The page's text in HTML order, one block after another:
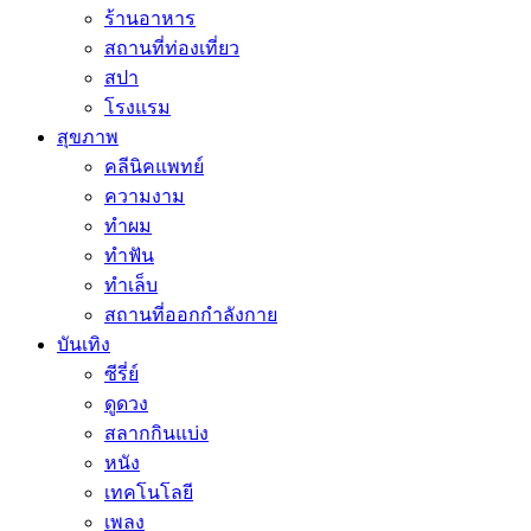
ร้านอาหาร
สถานที่ท่องเที่ยว
สปา
โรงแรม
สุขภาพ
คลีนิคแพทย์
ความงาม
ทำผม
ทำฟัน
ทำเล็บ
สถานที่ออกกำลังกาย
บันเทิง
ซีรี่ย์
ดูดวง
สลากกินแบ่ง
หนัง
เทคโนโลยี
เพลง